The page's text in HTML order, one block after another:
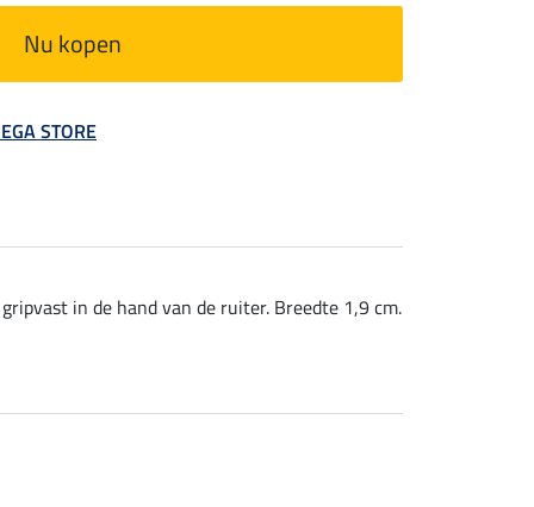
Nu kopen
STORE
in de hand van de ruiter. Breedte 1,9 cm.